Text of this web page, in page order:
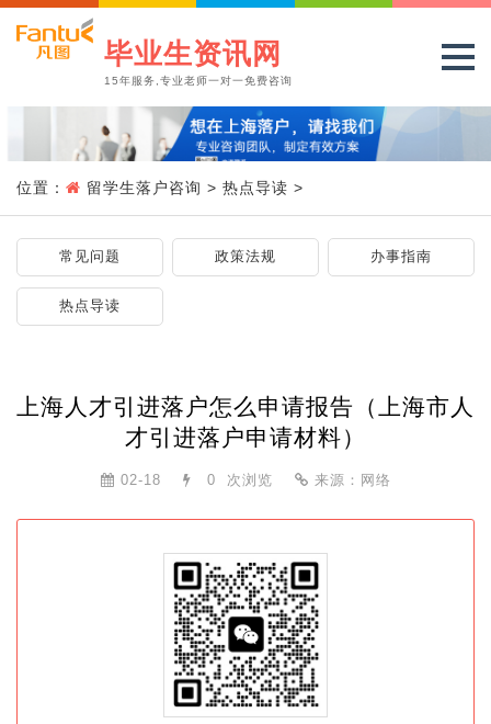
毕业生资讯网
15年服务,专业老师一对一免费咨询
位置： 留学生落户咨询 > 热点导读 >
常见问题 政策法规 办事指南
热点导读
上海人才引进落户怎么申请报告（上海市人
才引进落户申请材料）
02-18 0 次浏览 来源：网络